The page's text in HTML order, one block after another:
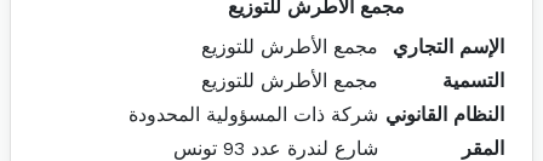
مجمع الأطرش للتوزيع
الإسم التجاري
مجمع الأطرش للتوزيع
التسمية
مجمع الأطرش للتوزيع
النظام القانوني شركة ذات المسؤولية المحدودة
المقر
شارع لندرة عدد 93 تونس